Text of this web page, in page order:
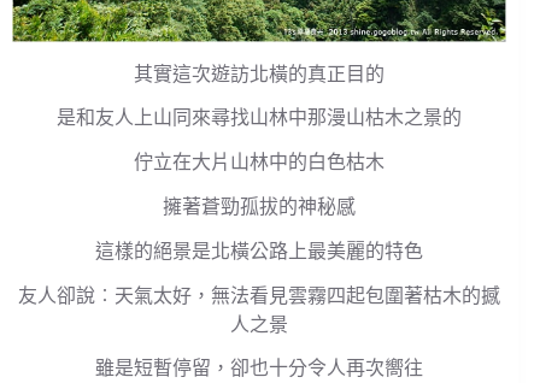
其實這次遊訪北橫的真正目的
是和友人上山同來尋找山林中那漫山枯木之景的
佇立在大片山林中的白色枯木
擁著蒼勁孤拔的神秘感
這樣的絕景是北橫公路上最美麗的特色
友人卻說︰天氣太好，無法看見雲霧四起包圍著枯木的撼
人之景
雖是短暫停留，卻也十分令人再次嚮往